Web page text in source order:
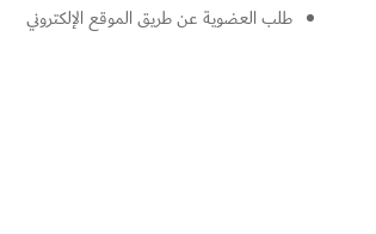
طلب العضوية عن طريق الموقع الإلكتروني